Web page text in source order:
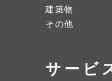
建築物
その他
サービ